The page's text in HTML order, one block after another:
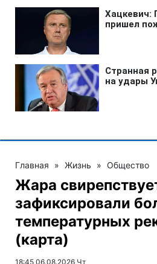
Главная » Жизнь » Общество
Жара
зафиксировали
температурных
(карта)
18:45 06.08.2026 Чт